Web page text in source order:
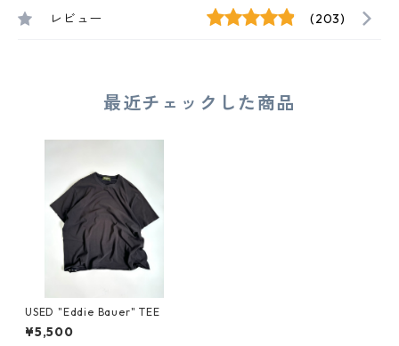
レビュー (203)
最近チェックした商品
USED "Eddie Bauer" TEE
¥5,500